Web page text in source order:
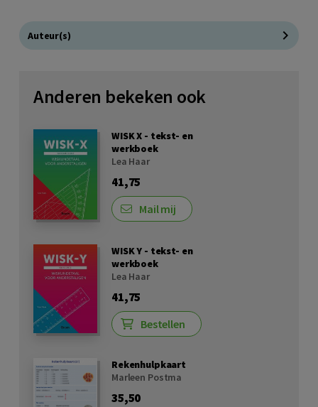
Auteur(s)
Anderen bekeken ook
WISK X - tekst- en
werkboek
Lea Haar
41,75
Mail mij
WISK Y - tekst- en
werkboek
Lea Haar
41,75
Bestellen
Rekenhulpkaart
Marleen Postma
35,50